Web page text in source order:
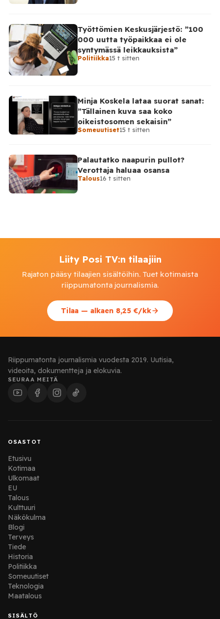
Työttömien Keskusjärjestö: ”100
000 uutta työpaikkaa ei ole
syntymässä leikkauksista”
Politiikka15 t sitten
Minja Koskela lataa suorat sanat:
”Tällainen kuva saa koko
oikeistosomen sekaisin”
Someuutiset15 t sitten
Palautatko naapurin pullot?
Verottaja haluaa osansa
Talous16 t sitten
Liity Posi TV:n tilaajiin
Rajaton pääsy tilaajien sisältöihin. Tuet kotimaista
riippumatonta journalismia.
Tilaa — alkaen 8,25 €/kk
Riippumatonta journalismia vuodesta 2019. Uutisia,
videoita, dokumentteja ja elokuvia.
SEURAA MEITÄ
OSASTOT
Etusivu
Kotimaa
Ulkomaat
EU
Talous
Kulttuuri
Näkökulma
Blogi
Terveys
Tiede
Historia
Politiikka
Someuutiset
Teknologia
Maatalous
SISÄLTÖ